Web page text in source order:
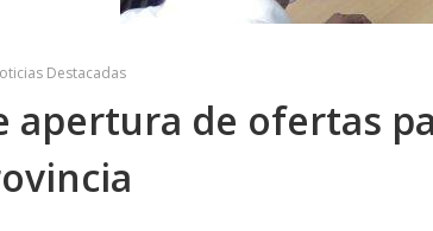
Destacadas
apertura de ofertas